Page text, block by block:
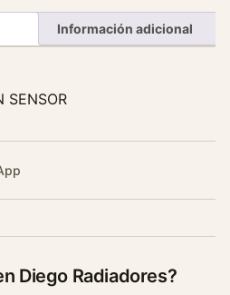
Información adicional
SENSOR
Diego Radiadores?